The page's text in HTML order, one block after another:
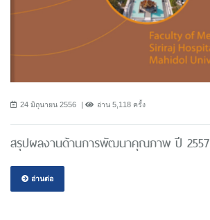
24 มิถุนายน 2556 อ่าน 5,118 ครั้ง
สรุปผลงานด้านการพัฒนาคุณภาพ ปี 2557
อ่านต่อ